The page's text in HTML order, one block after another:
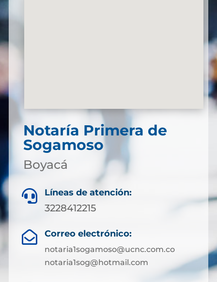
Notaría Primera de
Sogamoso
Boyacá
 Líneas de atención:
3228412215
 Correo electrónico:
notaria1sogamoso@ucnc.com.co
notaria1sog@hotmail.com